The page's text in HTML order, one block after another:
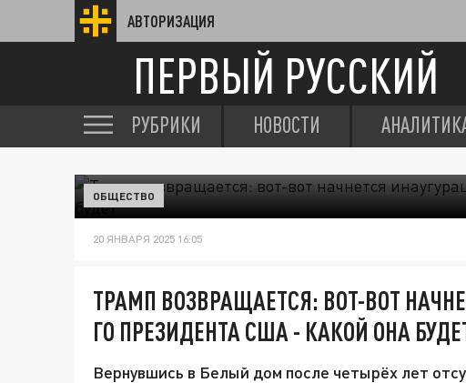
АВТОРИЗАЦИЯ
ПЕРВЫЙ РУССКИЙ
РУБРИКИ НОВОСТИ
ОБЩЕСТВО
20 ЯНВАРЯ 2025 16:05
ТРАМП ВОЗВРАЩАЕТСЯ: ВОТ-ВОТ
ГО ПРЕЗИДЕНТА США - КАКОЙ ОНА
Вернувшись в Белый дом после четырёх лет